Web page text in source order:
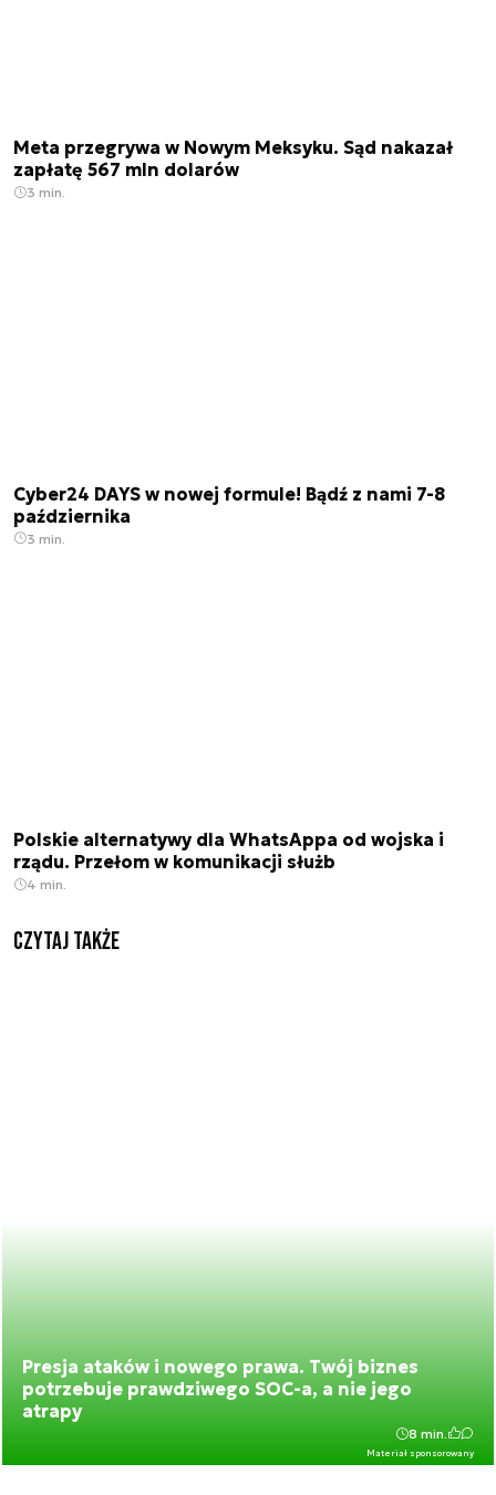
Meta przegrywa w Nowym Meksyku. Sąd nakazał
zapłatę 567 mln dolarów
3 min.
Cyber24 DAYS w nowej formule! Bądź z nami 7-8
października
3 min.
Polskie alternatywy dla WhatsAppa od wojska i
rządu. Przełom w komunikacji służb
4 min.
Czytaj także
Presja ataków i nowego prawa. Twój biznes
potrzebuje prawdziwego SOC-a, a nie jego
atrapy
Materiał sponsorowany
8 min.